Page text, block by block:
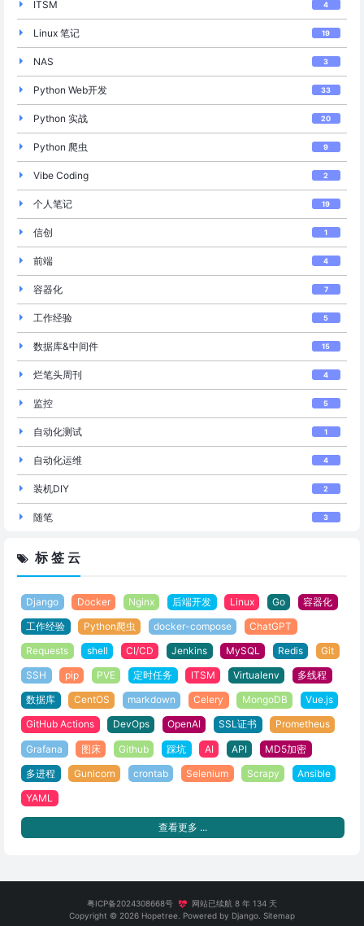
ITSM 4
Linux 笔记 19
NAS 3
Python Web开发 33
Python 实战 20
Python 爬虫 9
Vibe Coding 2
个人笔记 19
信创 1
前端 4
容器化 7
工作经验 5
数据库&中间件 15
烂笔头周刊 4
监控 5
自动化测试 1
自动化运维 4
装机DIY 2
随笔 3
标 签 云
Django Docker Nginx 后端开发 Linux Go 容器化
工作经验 Python爬虫 docker-compose ChatGPT
Requests shell CI/CD Jenkins MySQL Redis Git
SSH pip PVE 定时任务 ITSM Virtualenv 多线程
数据库 CentOS markdown Celery MongoDB Vue.js
GitHub Actions DevOps OpenAI SSL证书 Prometheus
Grafana 图床 Github 踩坑 AI API MD5加密
多进程 Gunicorn crontab Selenium Scrapy Ansible
YAML
查看更多 ...
粤ICP备2024308668号
网站已续航 8 年 134 天
Copyright © 2026 Hopetree . Powered by Django. Sitemap